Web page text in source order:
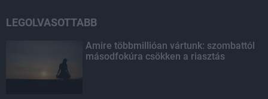
LEGOLVASOTTABB
Amire többmillióan vártunk: szombattól
másodfokúra csökken a riasztás